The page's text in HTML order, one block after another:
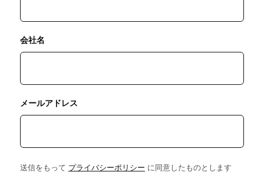
会社名
メールアドレス
送信をもって プライバシーポリシー に同意したものとします